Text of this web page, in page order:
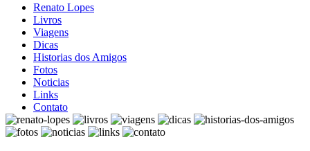
Renato Lopes
Livros
Viagens
Dicas
Historias dos Amigos
Fotos
Noticias
Links
Contato